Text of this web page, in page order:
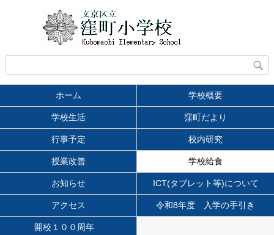
ホーム 学校概要
学校生活 窪町だより
行事予定 校内研究
授業改善 学校給食
お知らせ ICT(タブレット等)について
アクセス 令和8年度 入学の手引き
開校１００周年